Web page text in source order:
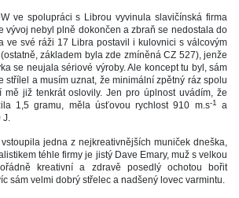
ve spolupráci s Librou vyvinula slavičínská firma
vývoj nebyl plně dokončen a zbraň se nedostala do
ve své ráži 17 Libra postavil i kulovnici s válcovým
základem byla zde zmíněná CZ 527), jenže
se neujala sériové výroby. Ale koncept tu byl, sám
střílel a musím uznat, že minimální zpětný ráz spolu
již tenkrát oslovily. Jen pro úplnost uvádím, že
1,5 gramu, měla úsťovou rychlost 910 m.-1
a
J.
jedna z nejkreativnějších muniček dneška,
téhle firmy je jistý Dave Emary, muž s velkou
kreativní a zdravě posedlý ochotou bořit
sám velmi dobrý střelec a nadšený lovec varmintu.